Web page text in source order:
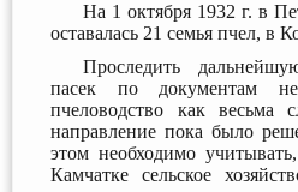
На 1 октября 1932 г. в
оставалась 21 семья пчел, в
Проследить
пасек по документам не
пчеловодство как весьма
направление пока было
этом необходимо
Камчатке сельское